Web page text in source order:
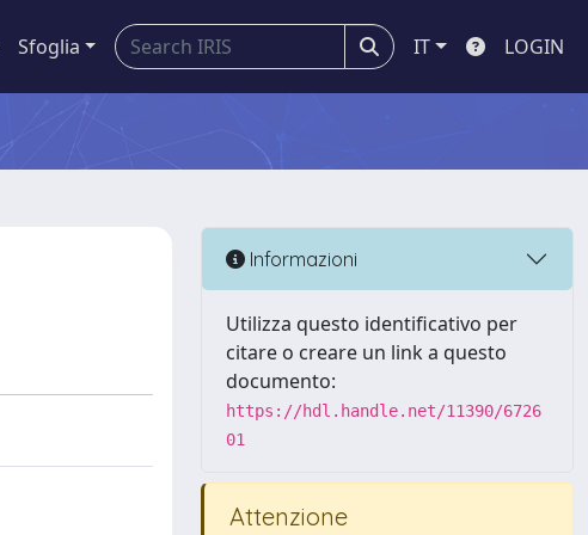
Sfoglia IT LOGIN
Informazioni
Utilizza questo identificativo per
citare o creare un link a questo
documento:
https://hdl.handle.net/11390/6726
01
Attenzione